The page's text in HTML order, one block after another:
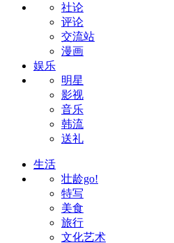
社论
评论
交流站
漫画
娱乐
明星
影视
音乐
韩流
送礼
生活
壮龄go!
特写
美食
旅行
文化艺术